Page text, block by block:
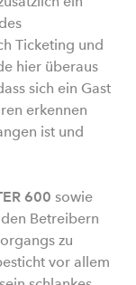
Ticketing und
hier überaus
sich ein Gast
erkennen
ist und
600 sowie
Betreibern
zu
vor allem